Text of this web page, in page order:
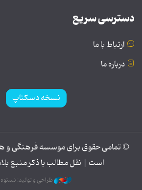
دسترسی سریع
ارتباط با ما
درباره ما
نسخه دسکتاپ
© تمامی حقوق برای موسسه فرهنگی و
است | نقل مطالب با ذکر منبع
طراحی و تولید: نستوه